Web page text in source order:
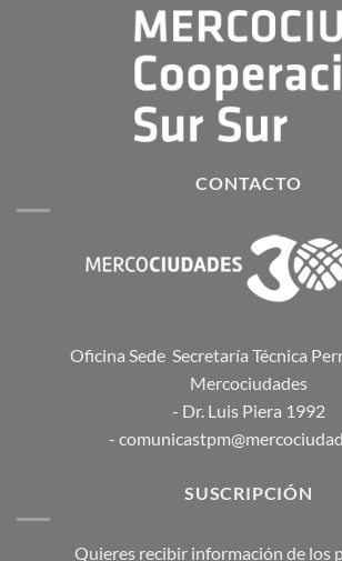
CONTACTO
Oficina Sede Secretaría Técnica
Mercociudades
- Dr. Luis Piera 1992
-
SUSCRIPCIÓN
Quieres recibir información de los